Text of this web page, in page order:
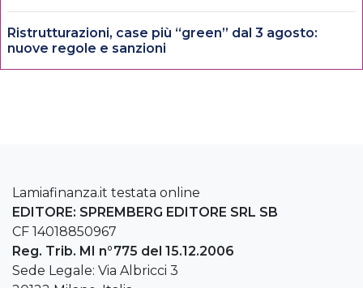
Ristrutturazioni, case più “green” dal 3 agosto:
nuove regole e sanzioni
Lamiafinanza.it testata online
EDITORE: SPREMBERG EDITORE SRL SB
CF 14018850967
Reg. Trib. MI n°775 del 15.12.2006
Sede Legale: Via Albricci 3